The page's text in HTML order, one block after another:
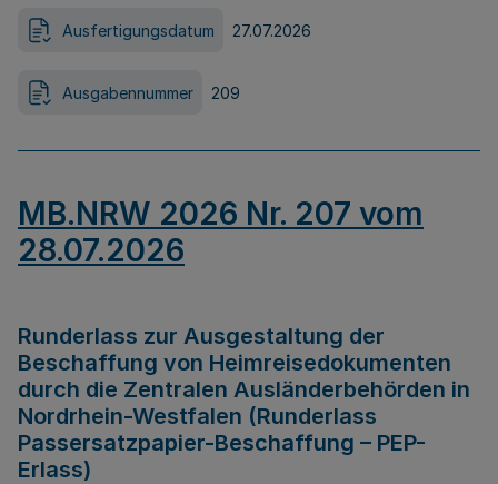
Ausfertigungsdatum 27.07.2026
Ausgabennummer 209
MB.NRW 2026 Nr. 207 vom
28.07.2026
Runderlass zur Ausgestaltung der
Beschaffung von Heimreisedokumenten
durch die Zentralen Ausländerbehörden in
Nordrhein-Westfalen (Runderlass
Passersatzpapier-Beschaffung – PEP-
Erlass)